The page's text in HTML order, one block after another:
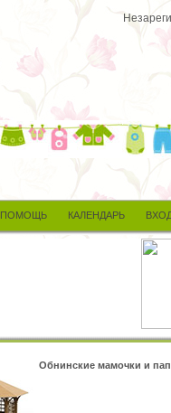
ПОМОЩЬ КАЛЕНДАРЬ
Обнинские мамочки и